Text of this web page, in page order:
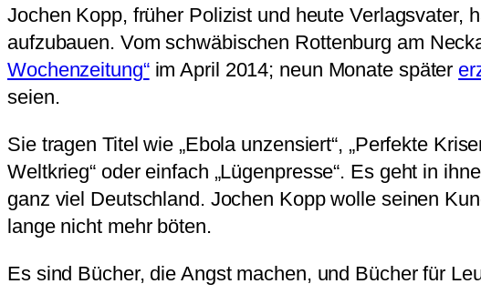
Jochen Kopp, früher Polizist und heute Verlagsvater,
aufzubauen. Vom schwäbischen Rottenburg am
Wochenzeitung“im April 2014; neun Monate später
seien.
Sie tragen Titel wie „Ebola unzensiert“, „Perfekte
Weltkrieg“ oder einfach „Lügenpresse“. Es geht in
ganz viel Deutschland. Jochen Kopp wolle seinen
lange nicht mehr böten.
Es sind Bücher, die Angst machen, und Bücher für